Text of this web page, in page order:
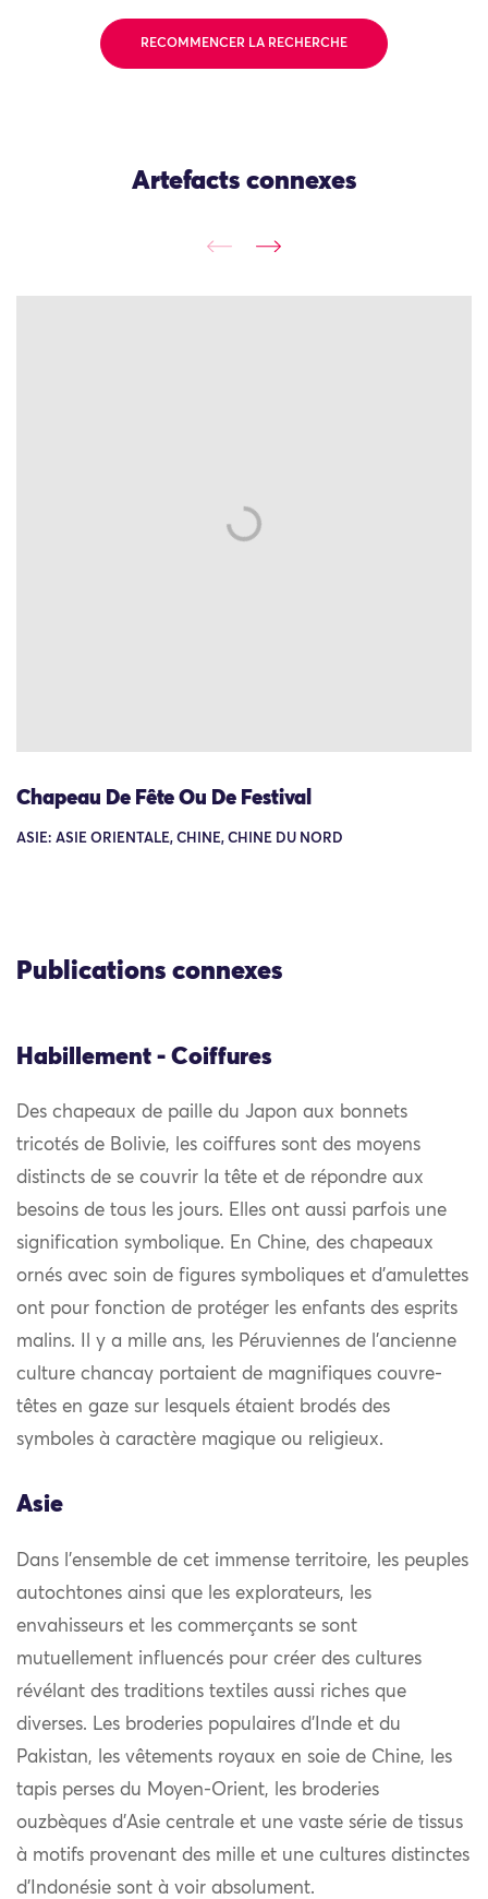
RECOMMENCER LA RECHERCHE
Artefacts connexes
Chapeau De Fête Ou De Festival
ASIE: ASIE ORIENTALE, CHINE, CHINE DU NORD
Publications connexes
Habillement - Coiffures
Des chapeaux de paille du Japon aux bonnets
tricotés de Bolivie, les coiffures sont des moyens
distincts de se couvrir la tête et de répondre aux
besoins de tous les jours. Elles ont aussi parfois une
signification symbolique. En Chine, des chapeaux
ornés avec soin de figures symboliques et d’amulettes
ont pour fonction de protéger les enfants des esprits
malins. Il y a mille ans, les Péruviennes de l’ancienne
culture chancay portaient de magnifiques couvre-
têtes en gaze sur lesquels étaient brodés des
symboles à caractère magique ou religieux.
Asie
Dans l’ensemble de cet immense territoire, les peuples
autochtones ainsi que les explorateurs, les
envahisseurs et les commerçants se sont
mutuellement influencés pour créer des cultures
révélant des traditions textiles aussi riches que
diverses. Les broderies populaires d’Inde et du
Pakistan, les vêtements royaux en soie de Chine, les
tapis perses du Moyen-Orient, les broderies
ouzbèques d’Asie centrale et une vaste série de tissus
à motifs provenant des mille et une cultures distinctes
d’Indonésie sont à voir absolument.